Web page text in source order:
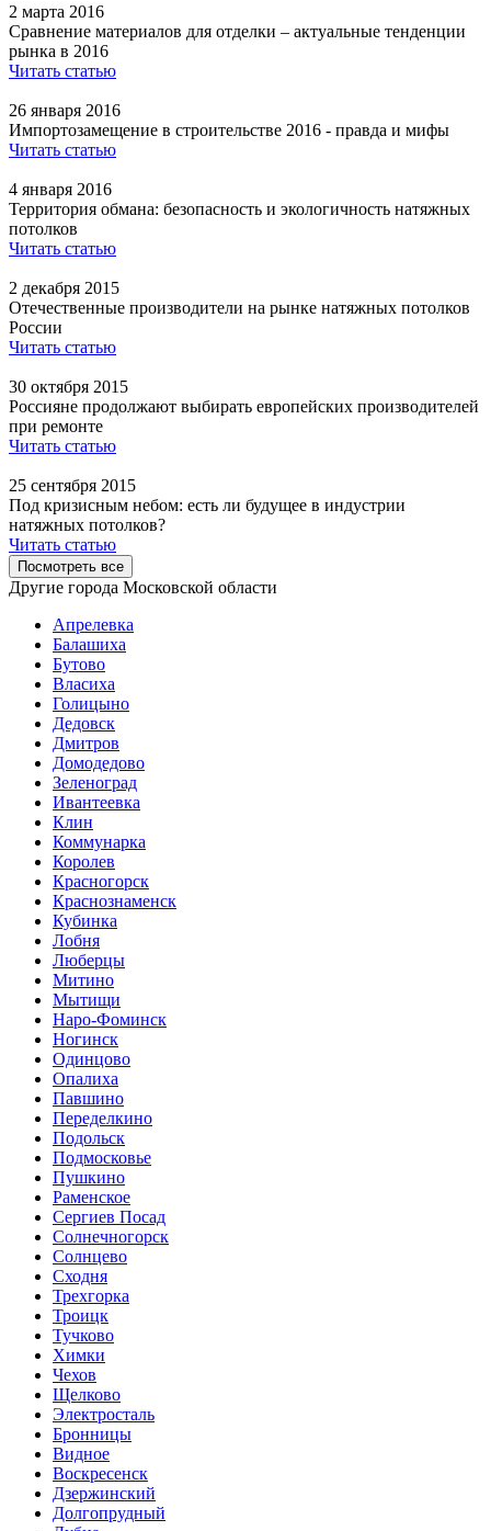
2 марта 2016
Сравнение материалов для отделки – актуальные тенденции
рынка в 2016
Читать статью
26 января 2016
Импортозамещение в строительстве 2016 - правда и мифы
Читать статью
4 января 2016
Территория обмана: безопасность и экологичность натяжных
потолков
Читать статью
2 декабря 2015
Отечественные производители на рынке натяжных потолков
России
Читать статью
30 октября 2015
Россияне продолжают выбирать европейских производителей
при ремонте
Читать статью
25 сентября 2015
Под кризисным небом: есть ли будущее в индустрии
натяжных потолков?
Читать статью
Посмотреть все
Другие города Московской области
Апрелевка
Балашиха
Бутово
Власиха
Голицыно
Дедовск
Дмитров
Домодедово
Зеленоград
Ивантеевка
Клин
Коммунарка
Королев
Красногорск
Краснознаменск
Кубинка
Лобня
Люберцы
Митино
Мытищи
Наро-Фоминск
Ногинск
Одинцово
Опалиха
Павшино
Переделкино
Подольск
Подмосковье
Пушкино
Раменское
Сергиев Посад
Солнечногорск
Солнцево
Сходня
Трехгорка
Троицк
Тучково
Химки
Чехов
Щелково
Электросталь
Бронницы
Видное
Воскресенск
Дзержинский
Долгопрудный